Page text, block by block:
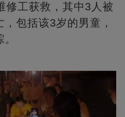
修工获救，其中3人被
包括该3岁的男童，